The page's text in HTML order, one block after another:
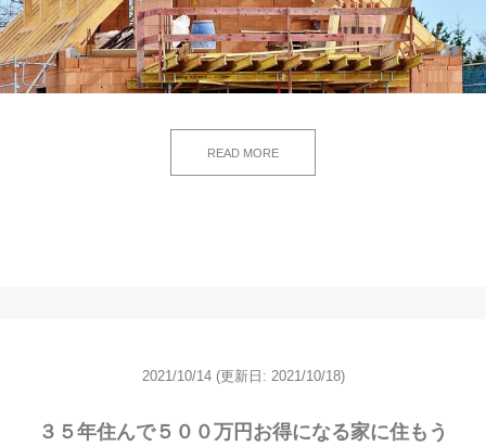
READ MORE
2021/10/14 (更新日: 2021/10/18)
３５年住んで５００万円お得になる家に住もう